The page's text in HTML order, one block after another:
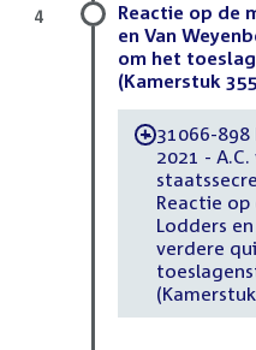
Reactie op de
en Van
om het
(Kamerstuk
-31066-898
2021 -
Reactie
Lodders
verdere
4